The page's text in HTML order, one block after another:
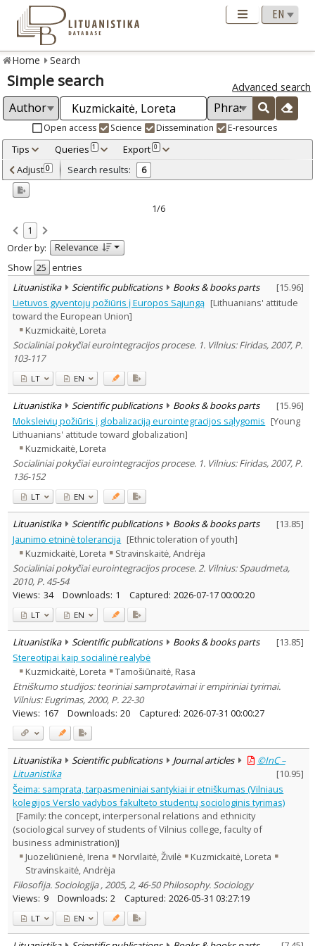
Home Search
Simple search Advanced search
Open access Science Dissemination E-resources
Tips Queries 1 Export 0
Adjusted by criteria 0
Year
Refine
Open access
Scientific publications 6
Document Type:
Books & books parts 5
Journal articles 1
Subject area:
Ethnology 2
History 1
Psychology 1
Sociology
Text language
Country of publication
Historical periods
Lithuanian place names
Subject
Journal
Adjust 0 Search results: 6
1/6
1
Order by:
Relevance
Show
entries
Lituanistika
Scientific publications Books & books parts [15.96]
Lietuvos gyventojų požiūris į Europos Sąjungą [Lithuanians' attitude
toward the European Union]
Kuzmickaitė, Loreta
Socialiniai pokyčiai eurointegracijos procese. 1. Vilnius: Firidas, 2007, P.
103-117
LT EN
Lituanistika Scientific publications Books & books parts [15.96]
Moksleivių požiūris į globalizaciją eurointegracijos sąlygomis [Young
Lithuanians' attitude toward globalization]
Kuzmickaitė, Loreta
Socialiniai pokyčiai eurointegracijos procese. 1. Vilnius: Firidas, 2007, P.
136-152
LT EN
Lituanistika Scientific publications Books & books parts [13.85]
Jaunimo etninė tolerancija [Ethnic toleration of youth]
Kuzmickaitė, Loreta
Stravinskaitė, Andrėja
Socialiniai pokyčiai eurointegracijos procese. 2. Vilnius: Spaudmeta,
2010, P. 45-54
Views: 34 Downloads: 1 Captured: 2026-07-17 00:00:20
LT EN
Lituanistika Scientific publications Books & books parts [13.85]
Stereotipai kaip socialinė realybė
Kuzmickaitė, Loreta
Tamošiūnaitė, Rasa
Etniškumo studijos: teoriniai samprotavimai ir empiriniai tyrimai.
Vilnius: Eugrimas, 2000, P. 22-30
Views: 167 Downloads: 20 Captured: 2026-07-31 00:00:27
Lituanistika Scientific publications Journal articles
©InC –
Lituanistika
[10.95]
Šeima: samprata, tarpasmeniniai santykiai ir etniškumas (Vilniaus
kolegijos Verslo vadybos fakulteto studentų sociologinis tyrimas)
[Family: the concept, interpersonal relations and ethnicity
(sociological survey of students of Vilnius college, faculty of
business administration)]
Juozeliūnienė, Irena
Norvilaitė, Živilė
Kuzmickaitė, Loreta
Stravinskaitė, Andrėja
Filosofija. Sociologija , 2005, 2, 46-50 Philosophy. Sociology
Views: 9 Downloads: 2 Captured: 2026-05-31 03:27:19
LT EN